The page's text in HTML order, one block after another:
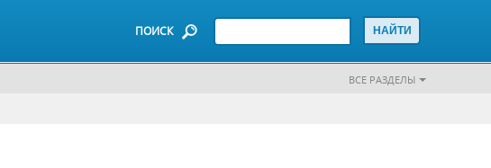
ПОИСК
ВСЕ РАЗДЕЛЫ